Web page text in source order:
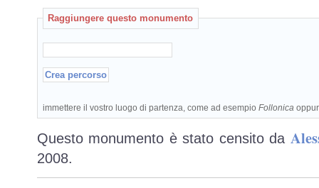
Raggiungere questo monumento
immettere il vostro luogo di partenza, come ad esempio Follonica
Questo monumento è stato censito da
2008.